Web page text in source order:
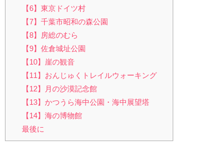
【6】東京ドイツ村
【7】千葉市昭和の森公園
【8】房総のむら
【9】佐倉城址公園
【10】崖の観音
【11】おんじゅくトレイルウォーキング
【12】月の沙漠記念館
【13】かつうら海中公園・海中展望塔
【14】海の博物館
最後に